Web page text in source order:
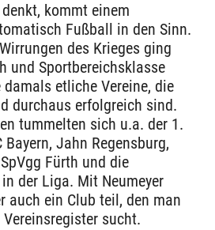
kommt einem
Fußball in den Sinn.
des Krieges ging
und Sportbereichsklasse
damals etliche Vereine, die
durchaus erfolgreich sind.
tummelten sich u.a. der 1.
Bayern, Jahn Regensburg,
Fürth und die
der Liga. Mit Neumeyer
auch ein Club teil, den man
sucht.